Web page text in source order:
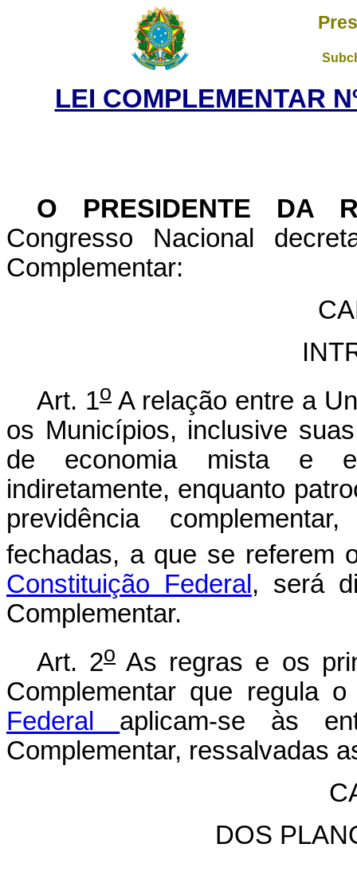
LEI COMPLEMENTAR
O PRESIDENTE DA
Congresso Nacional
Complementar:
Art. 1o A relação entre a
os Municípios, inclusive
de economia mista e
indiretamente, enquanto
previdência
fechadas, a que se referem
Constituição Federal , será
Complementar.
Art. 2oAs regras e os
Complementar que regula
Federal aplicam-se às
Complementar, ressalvadas
DOS